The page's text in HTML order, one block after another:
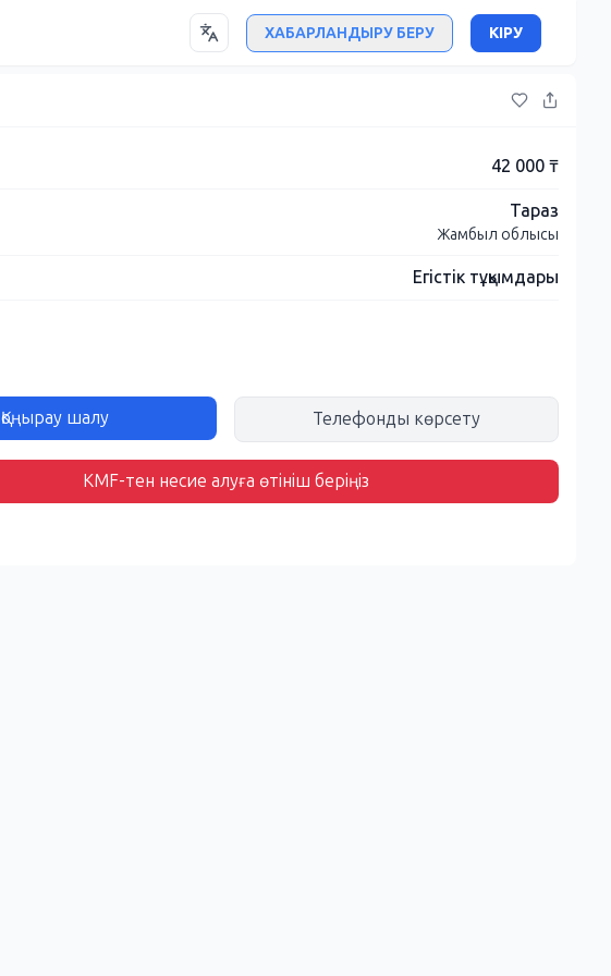
ХАБАРЛАНДЫРУ БЕРУ КІРУ
42 000 ₸
Тараз
Жамбыл облысы
Егістік тұқымдары
Қоңырау шалу Телефонды көрсету
KMF-тен несие алуға өтініш беріңіз